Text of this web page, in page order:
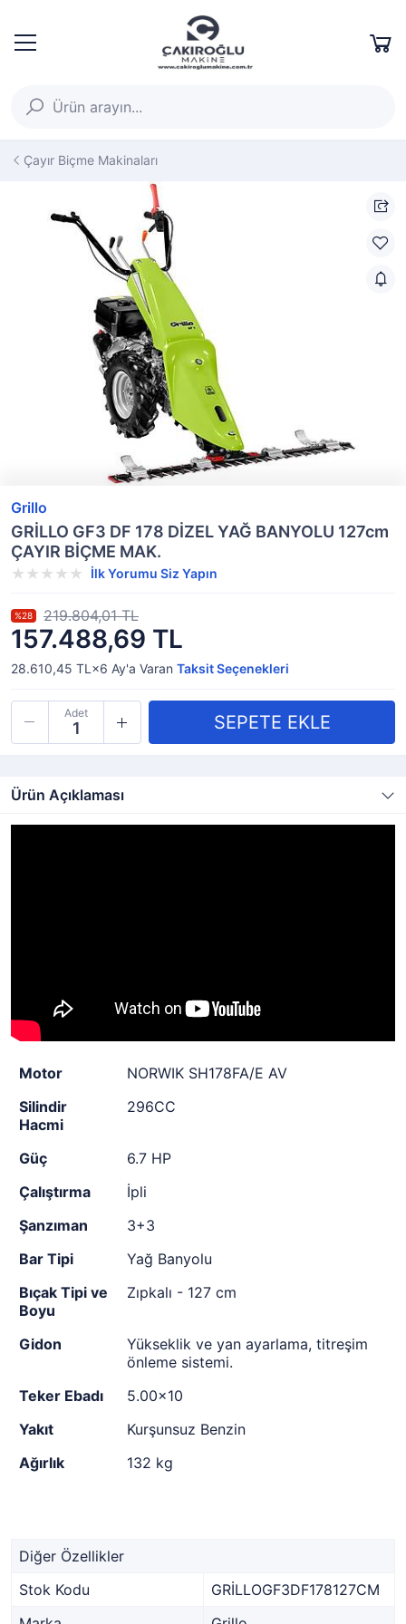
Çayır Biçme Makinaları
Grillo
GRİLLO GF3 DF 178 DİZEL YAĞ BANYOLU 127cm
ÇAYIR BİÇME MAK.
İlk Yorumu Siz Yapın
157.488,69 TL
%28 219.804,01 TL
28.610,45 TL×6 Ay'a Varan Taksit Seçenekleri
Adet
Ürün Açıklaması
Motor
NORWIK SH178FA/E AV
Silindir
Hacmi
296CC
Güç
6.7 HP
Çalıştırma
İpli
Şanzıman
3+3
Bar Tipi
Yağ Banyolu
Bıçak Tipi ve
Boyu
Zıpkalı - 127 cm
Gidon
Yükseklik ve yan ayarlama, titreşim
önleme sistemi.
Teker Ebadı
5.00x10
Yakıt
Kurşunsuz Benzin
Ağırlık
132 kg
Diğer Özellikler
Stok Kodu
GRİLLOGF3DF178127CM